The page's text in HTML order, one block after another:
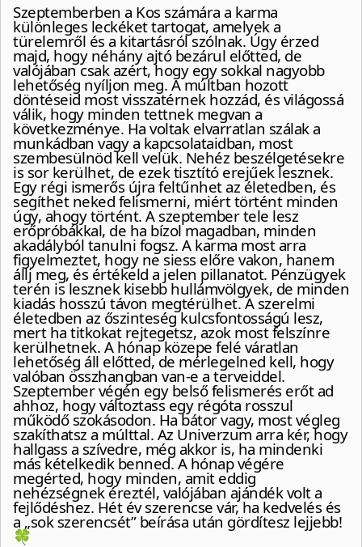
Szeptemberben a Kos számára a karma
különleges leckéket tartogat, amelyek a
türelemről és a kitartásról szólnak. Úgy érzed
majd, hogy néhány ajtó bezárul előtted, de
valójában csak azért, hogy egy sokkal nagyobb
lehetőség nyíljon meg. A múltban hozott
döntéseid most visszatérnek hozzád, és világossá
válik, hogy minden tettnek megvan a
következménye. Ha voltak elvarratlan szálak a
munkádban vagy a kapcsolataidban, most
szembesülnöd kell velük. Nehéz beszélgetésekre
is sor kerülhet, de ezek tisztító erejűek lesznek.
Egy régi ismerős újra feltűnhet az életedben, és
segíthet neked felismerni, miért történt minden
úgy, ahogy történt. A szeptember tele lesz
erőpróbákkal, de ha bízol magadban, minden
akadályból tanulni fogsz. A karma most arra
figyelmeztet, hogy ne siess előre vakon, hanem
állj meg, és értékeld a jelen pillanatot. Pénzügyek
terén is lesznek kisebb hullámvölgyek, de minden
kiadás hosszú távon megtérülhet. A szerelmi
életedben az őszinteség kulcsfontosságú lesz,
mert ha titkokat rejtegetsz, azok most felszínre
kerülhetnek. A hónap közepe felé váratlan
lehetőség áll előtted, de mérlegelned kell, hogy
valóban összhangban van-e a terveiddel.
Szeptember végén egy belső felismerés erőt ad
ahhoz, hogy változtass egy régóta rosszul
működő szokásodon. Ha bátor vagy, most végleg
szakíthatsz a múlttal. Az Univerzum arra kér, hogy
hallgass a szívedre, még akkor is, ha mindenki
más kételkedik benned. A hónap végére
megérted, hogy minden, amit eddig
nehézségnek éreztél, valójában ajándék volt a
fejlődéshez. Hét év szerencse vár, ha kedvelés és
a „sok szerencsét” beírása után gördítesz lejjebb!
🍀